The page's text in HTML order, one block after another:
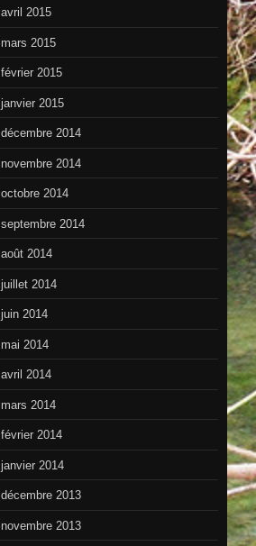
avril 2015
mars 2015
février 2015
janvier 2015
décembre 2014
novembre 2014
octobre 2014
septembre 2014
août 2014
juillet 2014
juin 2014
mai 2014
avril 2014
mars 2014
février 2014
janvier 2014
décembre 2013
novembre 2013